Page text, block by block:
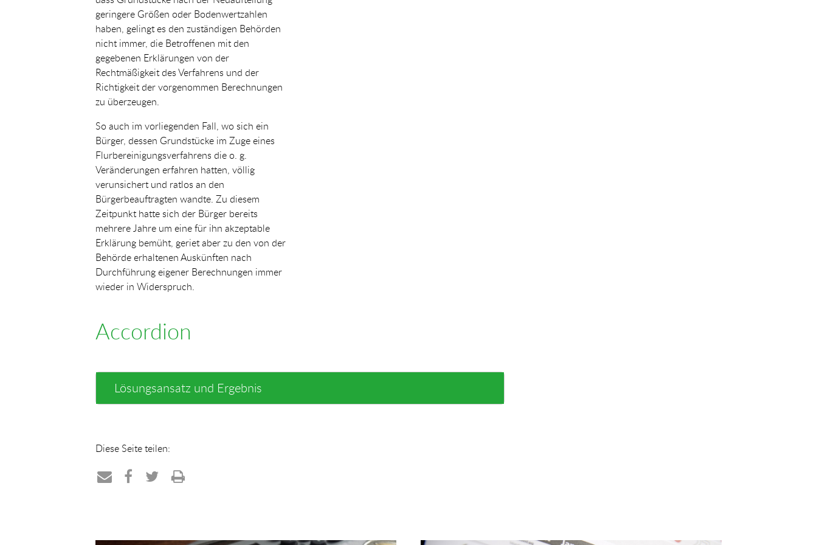
geringere Größen oder Bodenwertzahlen
haben, gelingt es den zuständigen Behörden
nicht immer, die Betroffenen mit den
gegebenen Erklärungen von der
Rechtmäßigkeit des Verfahrens und der
Richtigkeit der vorgenommen Berechnungen
zu überzeugen.
So auch im vorliegenden Fall, wo sich ein
Bürger, dessen Grundstücke im Zuge eines
Flurbereinigungsverfahrens die o. g.
Veränderungen erfahren hatten, völlig
verunsichert und ratlos an den
Bürgerbeauftragten wandte. Zu diesem
Zeitpunkt hatte sich der Bürger bereits
mehrere Jahre um eine für ihn akzeptable
Erklärung bemüht, geriet aber zu den von der
Behörde erhaltenen Auskünften nach
Durchführung eigener Berechnungen immer
wieder in Widerspruch.
Accordion
Lösungsansatz und Ergebnis
Diese Seite teilen:
E- Facebook
Twitter